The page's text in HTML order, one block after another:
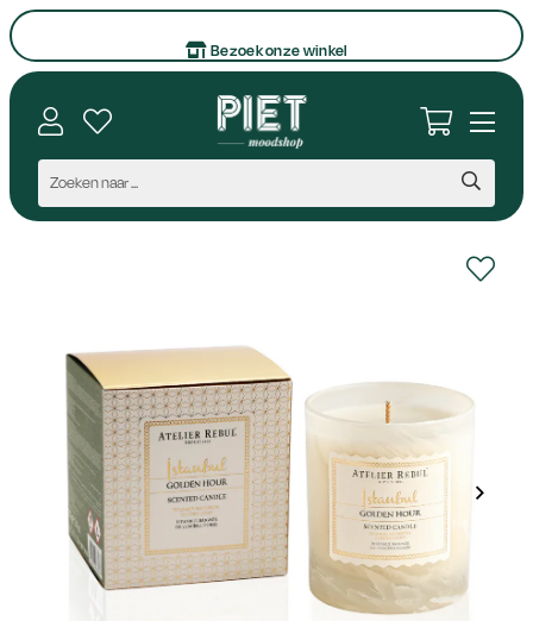
Vragen en contact